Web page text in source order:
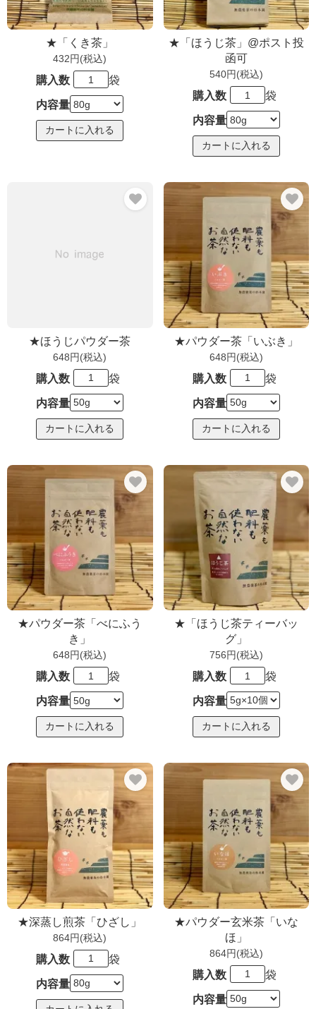
★「くき茶」
432円(税込)
購入数 袋
内容量
★「ほうじ茶」@ポスト投
函可
540円(税込)
購入数 袋
内容量
★ほうじパウダー茶
648円(税込)
購入数 袋
内容量
★パウダー茶「いぶき」
648円(税込)
購入数 袋
内容量
★パウダー茶「べにふう
き」
648円(税込)
購入数 袋
内容量
★「ほうじ茶ティーバッ
グ」
756円(税込)
購入数 袋
内容量
★深蒸し煎茶「ひざし」
864円(税込)
購入数 袋
内容量
★パウダー玄米茶「いな
ほ」
864円(税込)
購入数 袋
内容量